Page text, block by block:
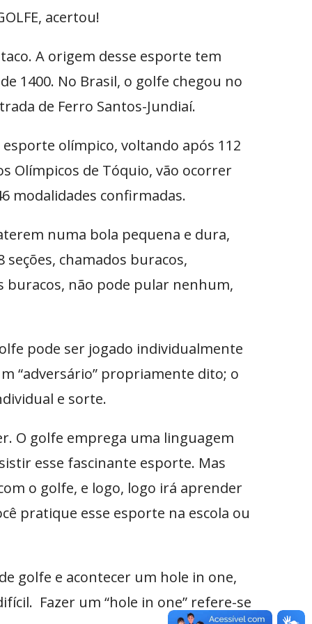
acertou!
A origem desse esporte tem
1400. No Brasil, o golfe chegou no
de Ferro Santos-Jundiaí.
olímpico, voltando após 112
Olímpicos de Tóquio, vão ocorrer
modalidades confirmadas.
numa bola pequena e dura,
chamados buracos,
buracos, não pode pular nenhum,
pode ser jogado individualmente
“adversário” propriamente dito; o
e sorte.
O golfe emprega uma linguagem
esse fascinante esporte. Mas
o golfe, e logo, logo irá aprender
pratique esse esporte na escola ou
golfe e acontecer um hole in one,
Fazer um “hole in one” refere-se